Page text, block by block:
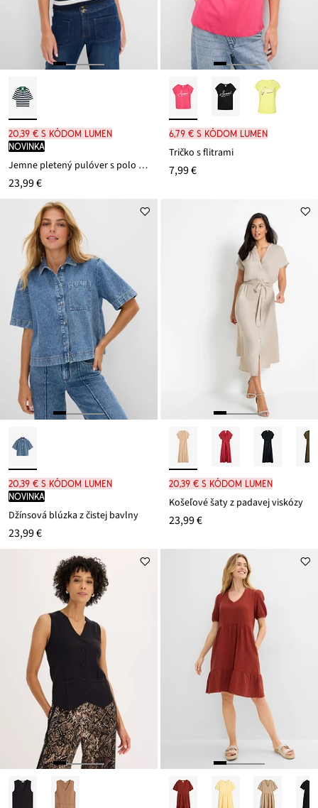
20,39 € s kódom LUMEN
novinka
Jemne pletený pulóver s polo golierom
23,99 €
6,79 € s kódom LUMEN
Tričko s flitrami
7,99 €
20,39 € s kódom LUMEN
novinka
Džínsová blúzka z čistej bavlny
23,99 €
20,39 € s kódom LUMEN
Košeľové šaty z padavej viskózy
23,99 €